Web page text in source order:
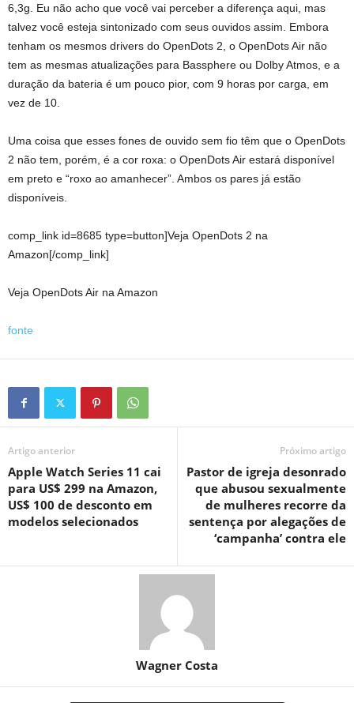
6,3g. Eu não acho que você vai perceber a diferença aqui, mas
talvez você esteja sintonizado com seus ouvidos assim. Embora
tenham os mesmos drivers do OpenDots 2, o OpenDots Air não
tem as mesmas atualizações para Bassphere ou Dolby Atmos, e a
duração da bateria é um pouco pior, com 9 horas por carga, em
vez de 10.
Uma coisa que esses fones de ouvido sem fio têm que o OpenDots
2 não tem, porém, é a cor roxa: o OpenDots Air estará disponível
em preto e “roxo ao amanhecer”. Ambos os pares já estão
disponíveis.
comp_link id=8685 type=button]Veja OpenDots 2 na
Amazon[/comp_link]
Veja OpenDots Air na Amazon
fonte
Artigo anterior
Apple Watch Series 11 cai
para US$ 299 na Amazon,
US$ 100 de desconto em
modelos selecionados
Próximo artigo
Pastor de igreja desonrado
que abusou sexualmente
de mulheres recorre da
sentença por alegações de
‘campanha’ contra ele
Wagner Costa